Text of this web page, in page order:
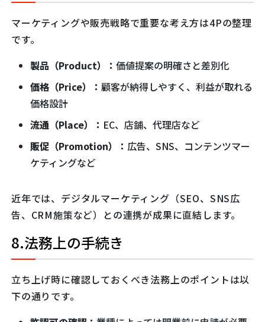
マーケティングや販売戦略で重要な考え方は4Pの整理
です。
製品（Product）： 価値提案の明確さと差別化
価格（Price）： 顧客が納得しやすく、利益が取れる
価格設計
流通（Place）： EC、店舗、代理店など
販促（Promotion）： 広告、SNS、コンテンツマー
ケティングなど
近年では、デジタルマーケティング（SEO、SNS広
告、CRM施策など）との連携が成果に直結します。
8.法務上の手続き
立ち上げ時に確認しておくべき法務上のポイントは以
下の通りです。